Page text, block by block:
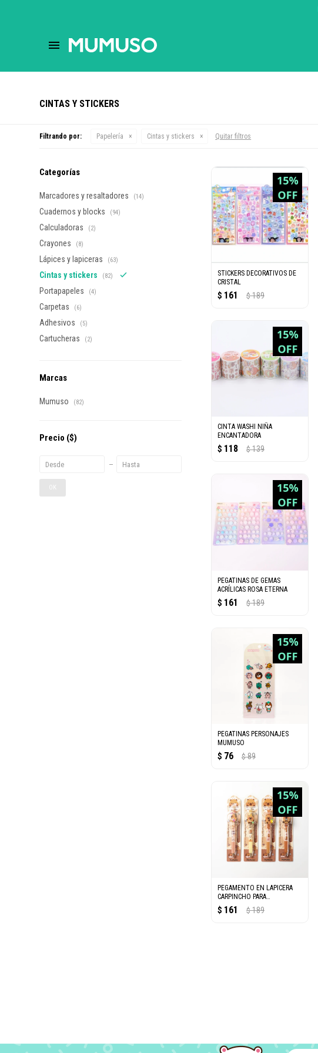
menu
CINTAS Y STICKERS
Filtrando por: Papelería Cintas y stickers Quitar filtros
STICKERS DECORATIVOS DE
CRISTAL
$ 161 $ 189
CINTA WASHI NIÑA
ENCANTADORA
$ 118 $ 139
PEGATINAS DE GEMAS
ACRÍLICAS ROSA ETERNA
$ 161 $ 189
PEGATINAS PERSONAJES
MUMUSO
$ 76 $ 89
PEGAMENTO EN LAPICERA
CARPINCHO PARA
SCRAPBOOKING
$ 161 $ 189
Categorías
Marcadores y resaltadores (14)
Cuadernos y blocks (94)
Calculadoras (2)
Crayones (8)
Lápices y lapiceras (63)
Cintas y stickers (82)
Portapapeles (4)
Carpetas (6)
Adhesivos (5)
Cartucheras (2)
Marcas
Mumuso (82)
Precio ($)
OK
close
store